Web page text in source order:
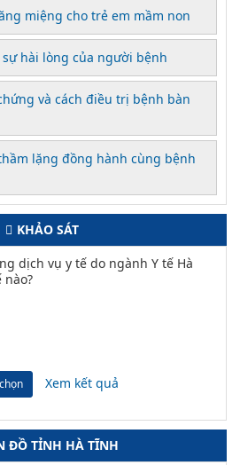
miệng cho trẻ em mầm non
hài lòng của người bệnh
và cách điều trị bệnh bàn
lặng đồng hành cùng bệnh
KHẢO SÁT
dịch vụ y tế do ngành Y tế Hà
Xem kết quả
ĐỒ TỈNH HÀ TĨNH